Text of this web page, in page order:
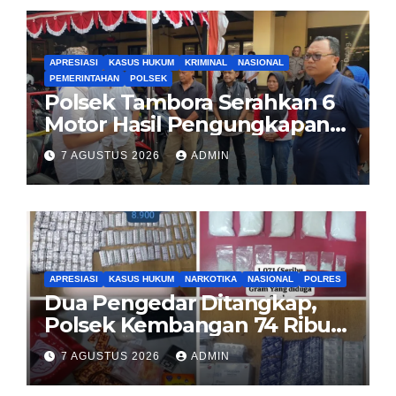
APRESIASI KASUS HUKUM KRIMINAL
NASIONAL
PEMERINTAHAN
POLSEK
Polsek Tambora Serahkan 6
Motor Hasil Pengungkapan
Kasus Curanmor Kepada
Pemilik Yang sah
7 AGUSTUS 2026 ADMIN
APRESIASI KASUS HUKUM NARKOTIKA NASIONAL POLRES
Dua Pengedar Ditangkap,
Polsek Kembangan 74 Ribu
Obat Keras, Sabu Hingga
Puluhan Vape Etomidate
7 AGUSTUS 2026 ADMIN